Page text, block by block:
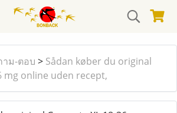
าม-ตอบ > Sådan køber du original
mg online uden recept,